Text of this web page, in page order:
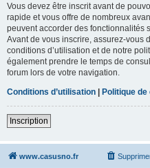
Vous devez être inscrit avant de
rapide et vous offre de nombreux
peuvent accorder des fonctionnalités
Avant de vous inscrire, assurez-vous
conditions d’utilisation et de notre
également prendre le temps de
forum lors de votre navigation.
Conditions d’utilisation | Politique
Inscription
www.casusno.fr